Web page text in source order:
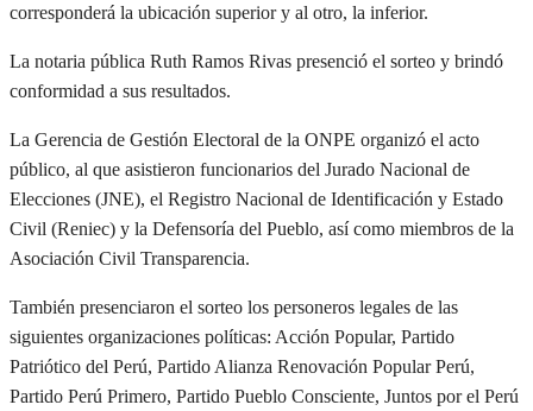
corresponderá la ubicación superior y al otro, la inferior.
La notaria pública Ruth Ramos Rivas presenció el sorteo y brindó
conformidad a sus resultados.
La Gerencia de Gestión Electoral de la ONPE organizó el acto
público, al que asistieron funcionarios del Jurado Nacional de
Elecciones (JNE), el Registro Nacional de Identificación y Estado
Civil (Reniec) y la Defensoría del Pueblo, así como miembros de la
Asociación Civil Transparencia.
También presenciaron el sorteo los personeros legales de las
siguientes organizaciones políticas: Acción Popular, Partido
Patriótico del Perú, Partido Alianza Renovación Popular Perú,
Partido Perú Primero, Partido Pueblo Consciente, Juntos por el Perú